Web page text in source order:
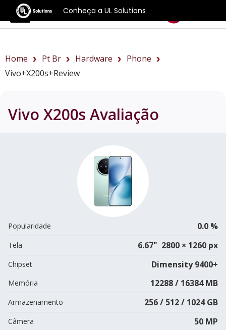
Conheça a UL Solutions
Benchmarks
Home Pt Br Hardware
Phone
Vivo+X200s+review
Vivo X200s Avaliação
Popularidade 0.0 %
Tela 6.67" 2800 × 1260 px
Chipset Dimensity 9400+
Memória 12288 / 16384 MB
Armazenamento 256 / 512 / 1024 GB
Câmera 50 MP